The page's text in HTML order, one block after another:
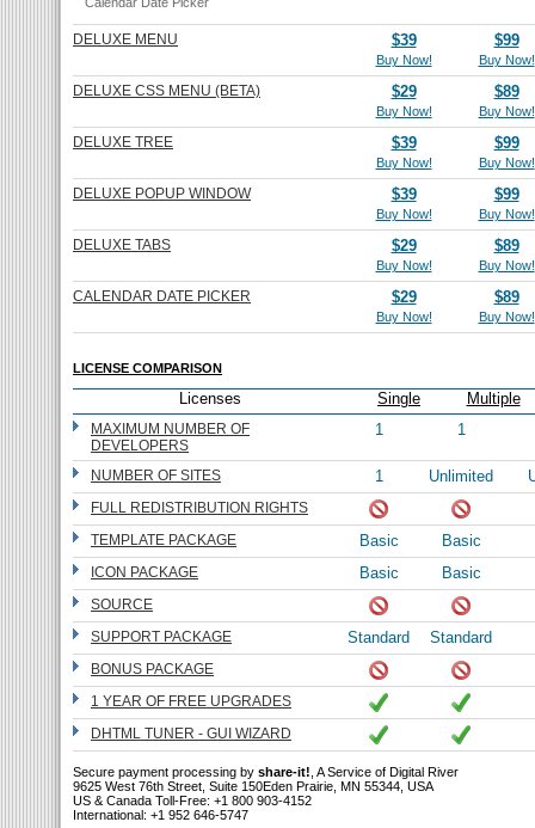
DELUXE MENU $39
Buy Now!
$99
Buy Now!
DELUXE CSS MENU (BETA) $29
Buy Now!
$89
Buy Now!
DELUXE TREE $39
Buy Now!
$99
Buy Now!
DELUXE POPUP WINDOW $39
Buy Now!
$99
Buy Now!
DELUXE TABS $29
Buy Now!
$89
Buy Now!
CALENDAR DATE PICKER $29
Buy Now!
$89
Buy Now!
LICENSE COMPARISON
Licenses Single Multiple
MAXIMUM NUMBER OF
DEVELOPERS
1 1
NUMBER OF SITES 1 Unlimited
FULL REDISTRIBUTION RIGHTS
TEMPLATE PACKAGE
Basic Basic
ICON PACKAGE Basic Basic
SOURCE
SUPPORT PACKAGE
Standard Standard
BONUS PACKAGE
1 YEAR OF FREE UPGRADES
DHTML TUNER - GUI WIZARD
Secure payment processing by share-it! , A Service of Digital River
9625 West 76th Street, Suite 150Eden Prairie, MN 55344, USA
US & Canada Toll-Free: +1 800 903-4152
International: +1 952 646-5747